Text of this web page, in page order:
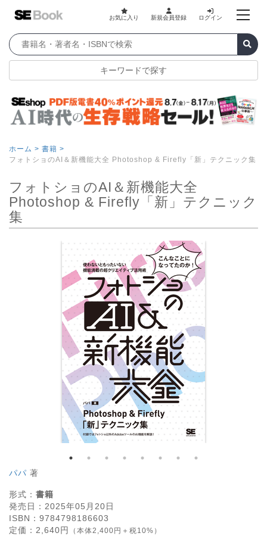
お気に入り 新規会員登録 ログイン
キーワードで探す
ホーム > 書籍 >
フォトショのAI＆新機能大全 Photoshop & Firefly「新」テクニック集
フォトショのAI＆新機能大全
Photoshop & Firefly「新」テクニック
集
パパ 著
形式： 書籍
発売日： 2025年05月20日
ISBN： 9784798186603
定価： 2,640円 （本体2,400円＋税10%）